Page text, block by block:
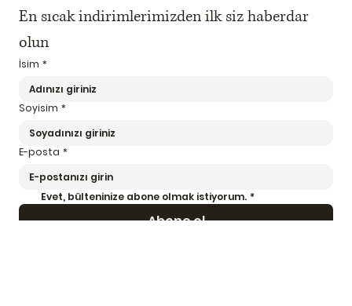
En sıcak indirimlerimizden ilk siz haberdar
olun
İsim *
Soyisim *
E-posta *
Evet, bülteninize abone olmak istiyorum. *
Abone ol